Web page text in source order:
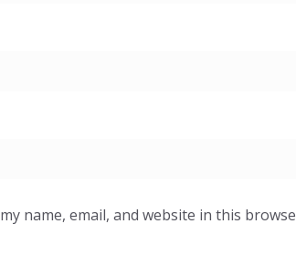
name, email, and website in this